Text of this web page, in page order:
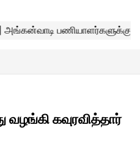
வழங்கி கவுரவித்தார்